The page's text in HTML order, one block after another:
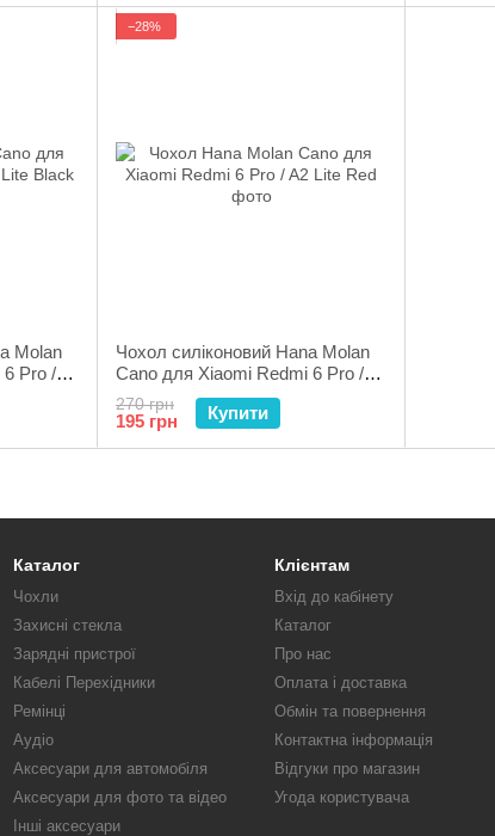
Molan
Pro /
−28%
Чохол силіконовий Hana Molan
Cano для Xiaomi Redmi 6 Pro /
Mi A2 Lite Red
270 грн
195 грн Купити
Каталог
Чохли
Захисні стекла
Зарядні пристрої
Кабелі Перехідники
Ремінці
Аудіо
Аксесуари для автомобіля
Аксесуари для фото та відео
Інші аксесуари
Клієнтам
Вхід до кабінету
Каталог
Про нас
Оплата і доставка
Обмін та повернення
Контактна інформація
Відгуки про магазин
Угода користувача